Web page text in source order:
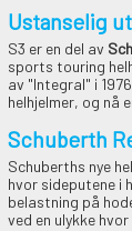
Ustanselig
S3 er en del av
sports touring
av "Integral" i
helhjelmer, og nå
Schuberth
Schuberths nye
hvor sideputene i
belastning på
ved en ulykke